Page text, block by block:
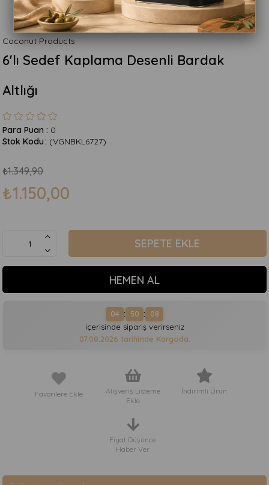
Coconut Products
6'lı Sedef Kaplama Desenli Bardak
Altlığı
Para Puan : 0
(VGNBKL6727)
Stok Kodu
₺1.349,90
₺1.150,00
04 : 50 : 07
içerisinde sipariş verirseniz
07.08.2026 tarihinde Kargoda.
Favorilere Ekle
Alışveriş Listeme
Ekle
İndirimli Ürün
Fiyat Düşünce
Haber Ver